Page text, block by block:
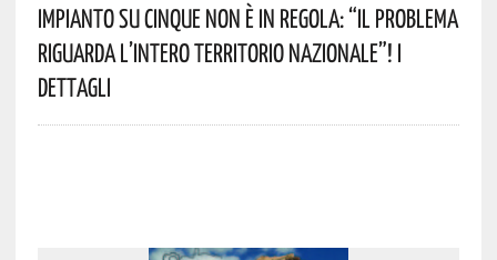
Impianto Su Cinque Non È In Regola: “il Problema
Riguarda L’intero Territorio Nazionale”! I
Dettagli